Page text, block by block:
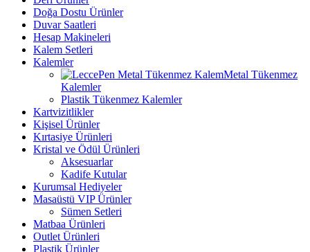
Doğa Dostu Ürünler
Duvar Saatleri
Hesap Makineleri
Kalem Setleri
Kalemler
Metal Tükenmez
Kalemler
Plastik Tükenmez Kalemler
Kartvizitlikler
Kişisel Ürünler
Kırtasiye Ürünleri
Kristal ve Ödül Ürünleri
Aksesuarlar
Kadife Kutular
Kurumsal Hediyeler
Masaüstü VIP Ürünler
Sümen Setleri
Matbaa Ürünleri
Outlet Ürünleri
Plastik Ürünler